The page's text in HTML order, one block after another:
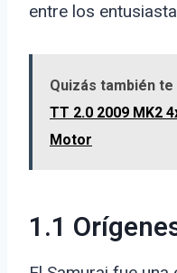
entre los
Quizás también
TT 2.0 2009 MK2
Motor
1.1